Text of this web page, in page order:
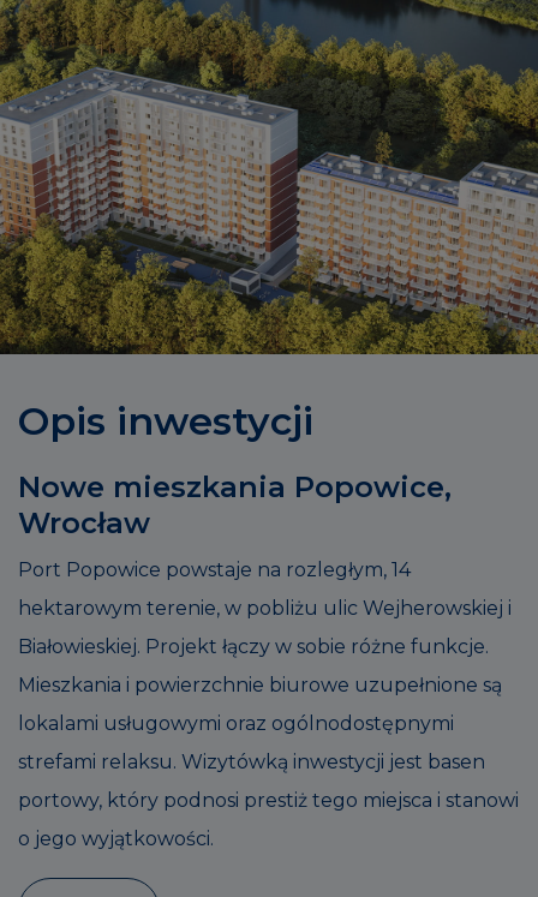
Opis inwestycji
Nowe mieszkania Popowice,
Wrocław
Port Popowice powstaje na rozległym, 14
hektarowym terenie, w pobliżu ulic Wejherowskiej i
Białowieskiej. Projekt łączy w sobie różne funkcje.
Mieszkania i powierzchnie biurowe uzupełnione są
lokalami usługowymi oraz ogólnodostępnymi
strefami relaksu. Wizytówką inwestycji jest basen
portowy, który podnosi prestiż tego miejsca i stanowi
o jego wyjątkowości.